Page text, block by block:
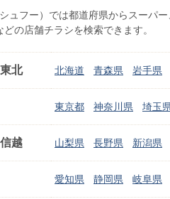
ュフー）では都道府県からスーパ
どの店舗チラシを検索できます。
北 北海道 青森県 岩手県
東京都 神奈川県 埼玉
越 山梨県 長野県 新潟県
愛知県 静岡県 岐阜県